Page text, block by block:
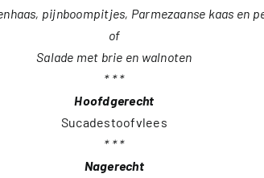
pijnboompitjes, Parmezaanse kaas en
of
Salade met brie en walnoten
* * *
Hoofdgerecht
Sucadestoofvlees
* * *
Nagerecht